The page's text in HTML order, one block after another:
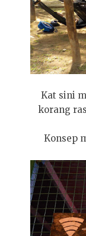
Kat sini
korang
Konsep